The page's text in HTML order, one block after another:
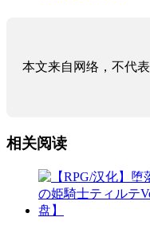
本文来自网络，不代
相关阅读